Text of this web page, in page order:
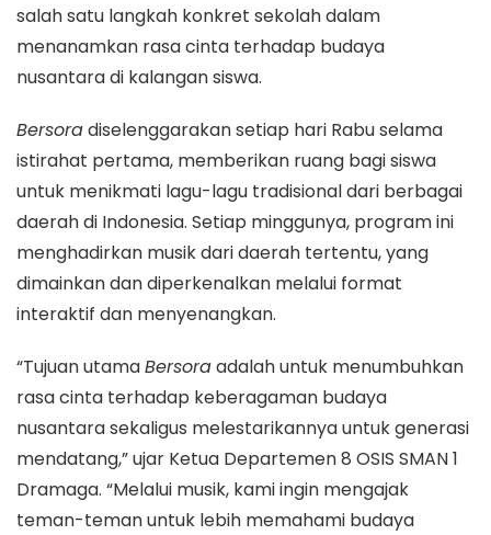
salah satu langkah konkret sekolah dalam
menanamkan rasa cinta terhadap budaya
nusantara di kalangan siswa.
Bersoradiselenggarakan setiap hari Rabu selama
istirahat pertama, memberikan ruang bagi siswa
untuk menikmati lagu-lagu tradisional dari berbagai
daerah di Indonesia. Setiap minggunya, program ini
menghadirkan musik dari daerah tertentu, yang
dimainkan dan diperkenalkan melalui format
interaktif dan menyenangkan.
“Tujuan utamaBersoraadalah untuk menumbuhkan
rasa cinta terhadap keberagaman budaya
nusantara sekaligus melestarikannya untuk generasi
mendatang,” ujar Ketua Departemen 8 OSIS SMAN 1
Dramaga. “Melalui musik, kami ingin mengajak
teman-teman untuk lebih memahami budaya